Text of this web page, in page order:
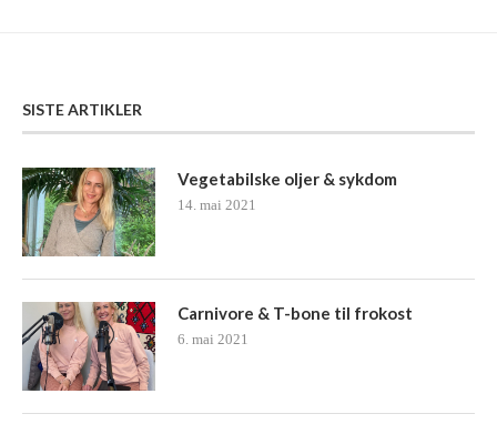
SISTE ARTIKLER
Vegetabilske oljer & sykdom
14. mai 2021
Carnivore & T-bone til frokost
6. mai 2021